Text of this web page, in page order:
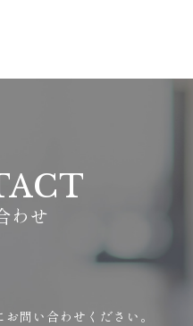
わせ
問い合わせください。